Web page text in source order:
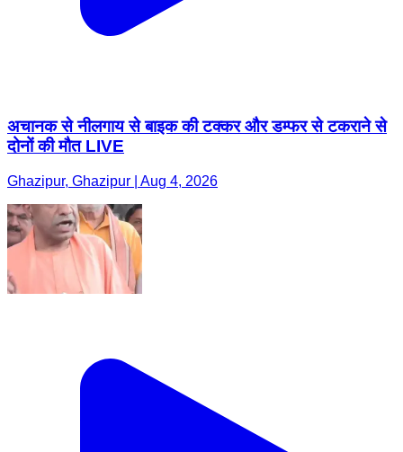
अचानक से नीलगाय से बाइक की टक्कर और डम्फर से टकराने से
दोनों की मौत LIVE
Ghazipur, Ghazipur | Aug 4, 2026